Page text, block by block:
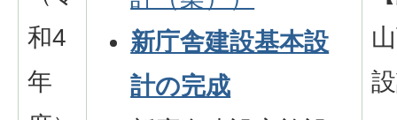
和4
年
新庁舎建設基本設
計の完成